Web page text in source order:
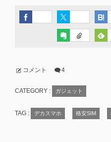
コメント 4
CATEGORY : ガジェット
TAG : デカスマホ 格安SIM